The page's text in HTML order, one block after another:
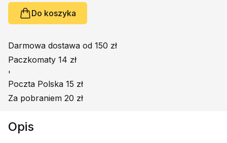
Do koszyka
Darmowa dostawa od 150 zł
Paczkomaty 14 zł
'
Poczta Polska 15 zł
Za pobraniem 20 zł
Opis